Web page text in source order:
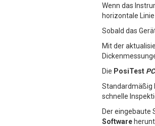
Wenn das
horizontale
Sobald das
Mit der
Die PosiTest PC
Standardmäßig
schnelle
Der eingebaute
Software